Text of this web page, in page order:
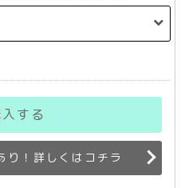
する
り！詳しくはコチラ